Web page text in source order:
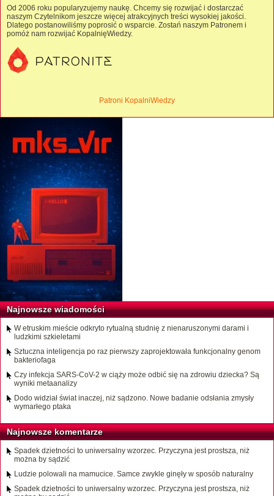
Od 2006 roku popularyzujemy naukę. Chcemy się rozwijać i dostarczać
naszym Czytelnikom jeszcze więcej atrakcyjnych treści wysokiej jakości.
Dlatego postanowiliśmy poprosić o wsparcie. Zostań naszym Patronem i
pomóż nam rozwijać KopalnięWiedzy.
Patroni KopalniWiedzy
Najnowsze wiadomości
W etruskim mieście odkryto rytualną studnię z nienaruszonymi darami i
ludzkimi szkieletami
Sztuczna inteligencja po raz pierwszy zaprojektowała funkcjonalny genom
bakteriofaga
Czy infekcja SARS-CoV-2 w ciąży może odbić się na zdrowiu dziecka? Są
wyniki metaanalizy
Dodo widział świat inaczej, niż sądzono. Nowe badanie odsłania zmysły
wymarłego ptaka
Najnowsze komentarze
Spadek dzietności to uniwersalny wzorzec. Przyczyna jest prostsza, niż
można by sądzić
Ludzie polowali na mamucice. Samce zwykle ginęły w sposób naturalny
Spadek dzietności to uniwersalny wzorzec. Przyczyna jest prostsza, niż